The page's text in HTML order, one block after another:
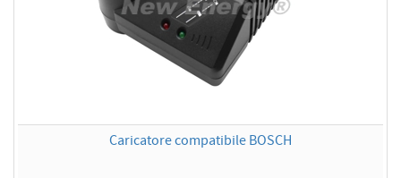
Caricatore compatibile BOSCH